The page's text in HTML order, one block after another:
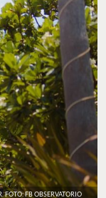
sitios de la